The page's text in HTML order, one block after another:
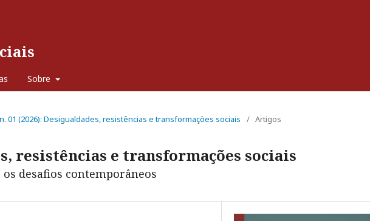
Sobre
01 (2026): Desigualdades, resistências e transformações sociais / Artigos
resistências e transformações sociais
desafios contemporâneos